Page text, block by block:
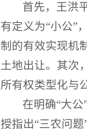
首先，王洪
有定义为“小公”
制的有效实现机
土地出让。其次
所有权类型化与
在明确“大
授指出“三农问